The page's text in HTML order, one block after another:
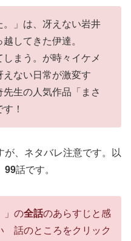
。」は、冴えない岩井
してきた伊達。
まう。が時々イケメ
えない日常が激変す
生の人気作品「まさ
！
、ネタバレ注意です。以
99話です。
」の全話のあらすじと感
話のところをクリック